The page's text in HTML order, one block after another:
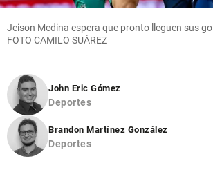
Jeison Medina espera que pronto lleguen sus
FOTO CAMILO SUÁREZ
John Eric Gómez
Deportes
Brandon Martínez González
Deportes